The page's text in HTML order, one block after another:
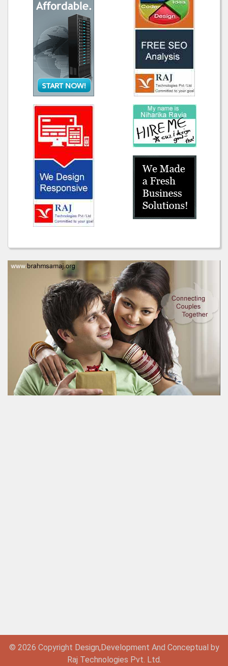
© 2026 Copyright Design,Development And Conceptual by
Raj Technologies Pvt. Ltd.